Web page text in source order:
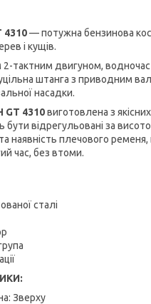
4310— потужна бензинова
і кущів.
тактним двигуном,
штанга з приводним
насадки.
GT 4310виготовлена з
відрегульовані за
наявність плечового
час, без втоми.
сталі
Зверху